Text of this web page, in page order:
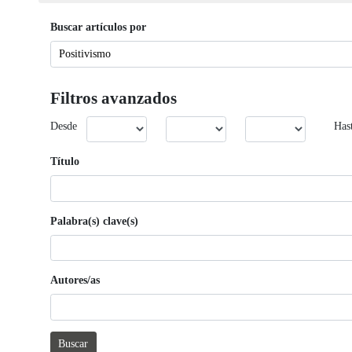
Buscar artículos por
Filtros avanzados
Desde
Título
Palabra(s) clave(s)
Autores/as
Buscar